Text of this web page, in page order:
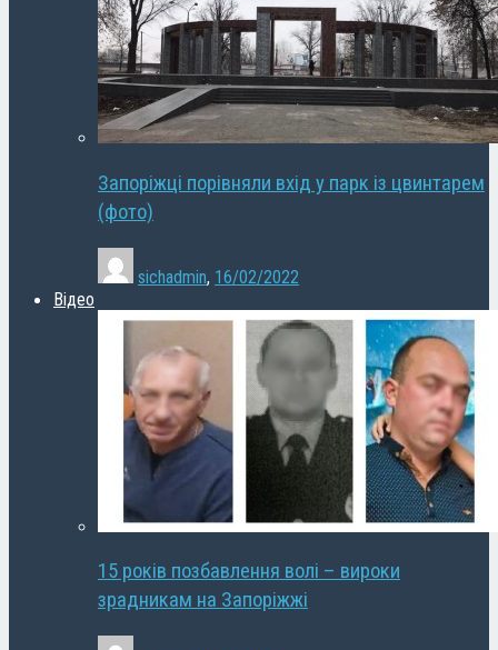
Запоріжці порівняли вхід у парк із цвинтарем
(фото)
sichadmin, 16/02/2022
Відео
15 років позбавлення волі – вироки
зрадникам на Запоріжжі